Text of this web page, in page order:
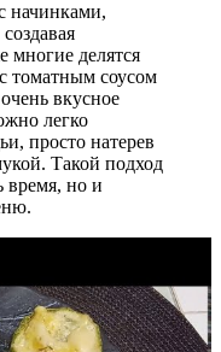
начинками,
многие делятся
томатным соусом
вкусное
легко
просто натерев
Такой подход
время, но и